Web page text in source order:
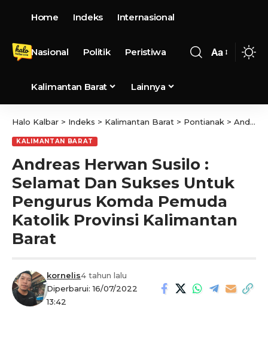
Home Indeks Internasional
Nasional Politik Peristiwa
Kalimantan Barat Lainnya
Aa
Halo Kalbar > Indeks > Kalimantan Barat > Pontianak > Andreas Herwan Susilo : Selamat Dan Sukses Untuk Pengurus Komda Pemuda Katolik Provinsi Kalimantan Barat
KALIMANTAN BARAT
Andreas Herwan Susilo :
Selamat Dan Sukses Untuk
Pengurus Komda Pemuda
Katolik Provinsi Kalimantan
Barat
Diperbarui: 16/07/2022
13:42
kornelis4 tahun lalu